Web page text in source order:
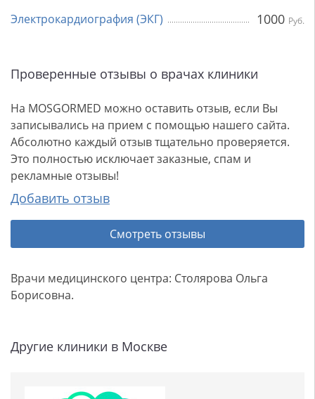
Электрокардиография (ЭКГ) 1000 Руб.
Проверенные отзывы о врачах клиники
На MOSGORMED можно оставить отзыв, если Вы
записывались на прием с помощью нашего сайта.
Абсолютно каждый отзыв тщательно проверяется.
Это полностью исключает заказные, спам и
рекламные отзывы!
Добавить отзыв
Смотреть отзывы
Врачи медицинского центра: Столярова Ольга
Борисовна.
Другие клиники в Москве